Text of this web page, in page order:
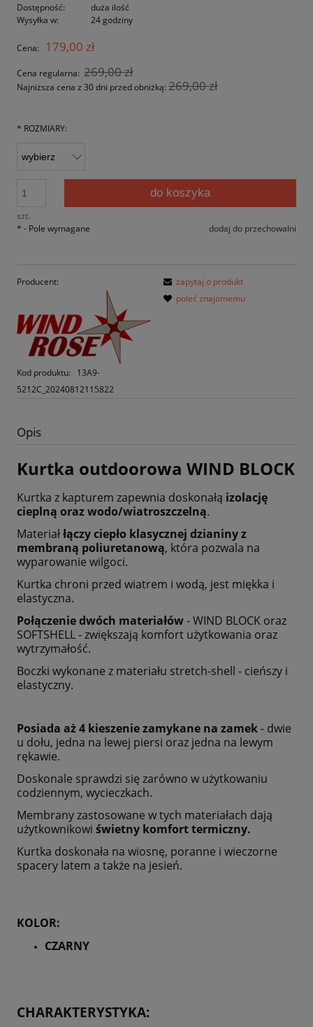
Dostępność:
duża ilość
Wysyłka w:
24 godziny
Cena: 179,00 zł
Cena regularna: 269,00 zł
Najniższa cena z 30 dni przed obniżką: 269,00 zł
* ROZMIARY:
szt.
do koszyka
dodaj do przechowalni
* - Pole wymagane
Producent:
Kod produktu:
13A9-
5212C_20240812115822
zapytaj o produkt
poleć znajomemu
Opis
Kurtka outdoorowa WIND BLOCK
Kurtka z kapturem zapewnia doskonałą izolację
cieplną oraz wodo/wiatroszczelną.
Materiałłączy ciepło klasycznej dzianiny z
membraną poliuretanową, która pozwala na
wyparowanie wilgoci.
Kurtka chroni przed wiatrem i wodą, jest miękka i
elastyczna.
Połączenie dwóch materiałów- WIND BLOCK oraz
SOFTSHELL - zwiększają komfort użytkowania oraz
wytrzymałość.
Boczki wykonane z materiału stretch-shell - cieńszy i
elastyczny.
Posiada aż 4 kieszenie zamykane na zamek- dwie
u dołu, jedna na lewej piersi oraz jedna na lewym
rękawie.
Doskonale sprawdzi się zarówno w użytkowaniu
codziennym, wycieczkach.
Membrany zastosowane w tych materiałach dają
użytkownikowi świetny komfort termiczny.
Kurtka doskonała na wiosnę, poranne i wieczorne
spacery latem a także na jesień.
KOLOR:
CZARNY
CHARAKTERYSTYKA: